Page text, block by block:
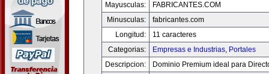
Mayusculas:
FABRICANTES.COM
Minusculas:
fabricantes.com
Longitud:
11 caracteres
Categorias:
Empresas e Industrias, Portales
Descripcion:
Dominio Premium ideal para